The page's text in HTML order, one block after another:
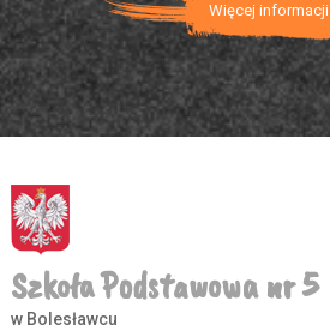
Więcej informacji
Szkoła Podstawowa nr 5
w Bolesławcu